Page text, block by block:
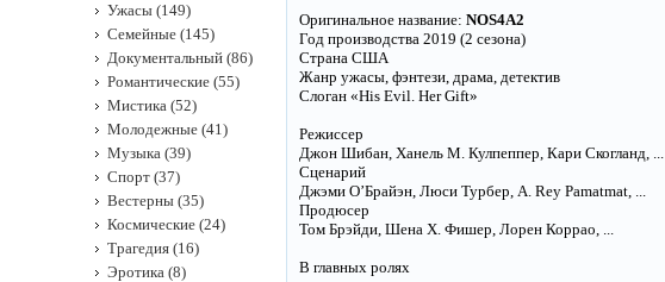
Оригинальное название: NOS4A2
Год производства 2019 (2 сезона)
Страна США
Жанр ужасы, фэнтези, драма, детектив
Слоган «His Evil. Her Gift»
Режиссер
Джон Шибан, Ханель М. Кулпеппер, Кари Скогланд, ...
Сценарий
Джэми О’Брайэн, Люси Турбер, A. Rey Pamatmat, ...
Продюсер
Том Брэйди, Шена Х. Фишер, Лорен Коррао, ...
В главных ролях
Ужасы (149)
Семейные (145)
Документальный (86)
Романтические (55)
Мистика (52)
Молодежные (41)
Музыка (39)
Спорт (37)
Вестерны (35)
Космические (24)
Трагедия (16)
Эротика (8)